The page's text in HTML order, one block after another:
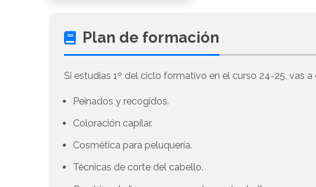
Plan de formación
Si estudias 1º del ciclo formativo en el curso 24-25, vas a
Peinados y recogidos.
Coloración capilar.
Cosmética para peluquería.
Técnicas de corte del cabello.